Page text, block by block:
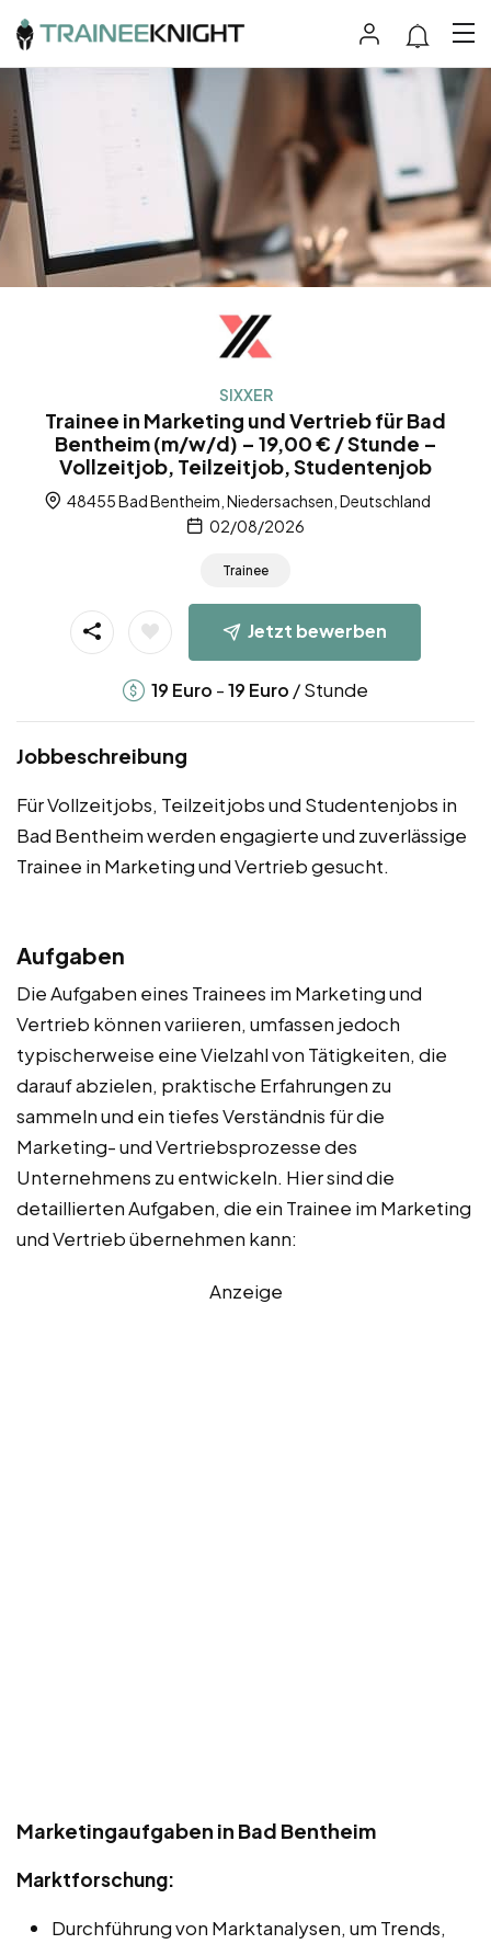
SIXXER
Trainee in Marketing und Vertrieb für Bad
Bentheim (m/w/d) – 19,00 € / Stunde –
Vollzeitjob, Teilzeitjob, Studentenjob
48455 Bad Bentheim, Niedersachsen, Deutschland
02/08/2026
Trainee
Jetzt bewerben
19 Euro -19 Euro / Stunde
Jobbeschreibung
Für Vollzeitjobs, Teilzeitjobs und Studentenjobs in
Bad Bentheim werden engagierte und zuverlässige
Trainee in Marketing und Vertrieb gesucht.
Aufgaben
Die Aufgaben eines Trainees im Marketing und
Vertrieb können variieren, umfassen jedoch
typischerweise eine Vielzahl von Tätigkeiten, die
darauf abzielen, praktische Erfahrungen zu
sammeln und ein tiefes Verständnis für die
Marketing- und Vertriebsprozesse des
Unternehmens zu entwickeln. Hier sind die
detaillierten Aufgaben, die ein Trainee im Marketing
und Vertrieb übernehmen kann:
Anzeige
Marketingaufgaben in Bad Bentheim
Marktforschung:
Durchführung von Marktanalysen, um Trends,